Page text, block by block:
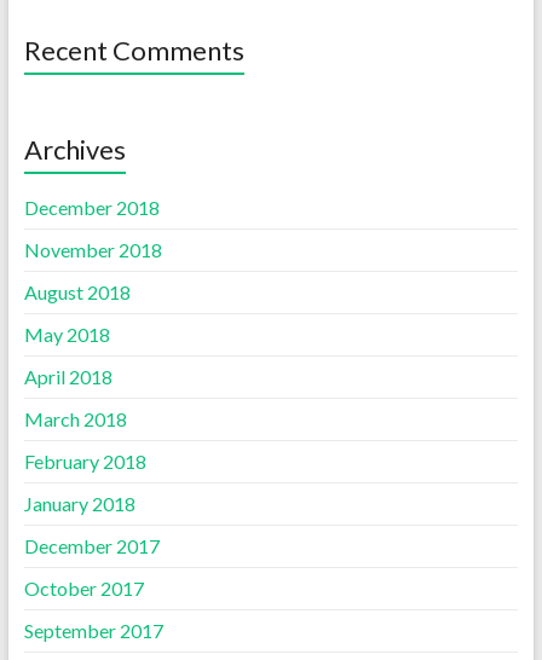
Recent Comments
Archives
December 2018
November 2018
August 2018
May 2018
April 2018
March 2018
February 2018
January 2018
December 2017
October 2017
September 2017